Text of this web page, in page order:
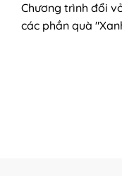
Chương trình đổi
các phần quà